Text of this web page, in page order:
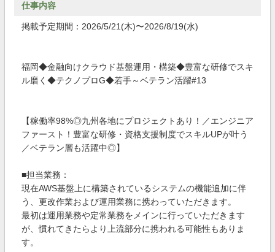
仕事内容
掲載予定期間：2026/5/21(木)〜2026/8/19(水)
福岡◆金融向けクラウド基盤運用・構築◆豊富な研修でスキ
ル磨く◆テクノプロG◆若手～ベテラン活躍#13
【稼働率98%◎九州各地にプロジェクトあり！／エンジニア
ファースト！豊富な研修・資格支援制度でスキルUPが叶う
／ベテラン層も活躍中◎】
■担当業務：
現在AWS基盤上に構築されているシステムの機能追加に伴
う、更改作業および運用業務に携わっていただきます。
最初は運用業務や定常業務をメインに行っていただきます
が、慣れてきたらより上流部分に携われる可能性もありま
す。